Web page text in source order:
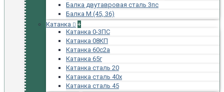
Балка двутавровая сталь 3пс
Балка М (45, 36)
Катанка
+
Катанка 0-3ПС
Катанка 08КП
Катанка 60с2а
Катанка 65г
Катанка сталь 20
Катанка сталь 40х
Катанка сталь 45